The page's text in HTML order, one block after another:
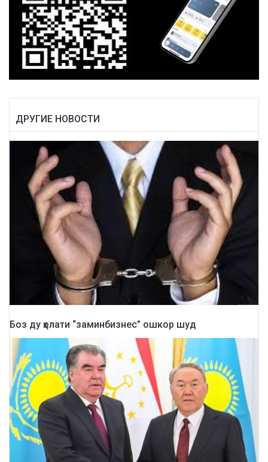
ДРУГИЕ НОВОСТИ
Боз ду ҳолати “заминбизнес” ошкор шуд